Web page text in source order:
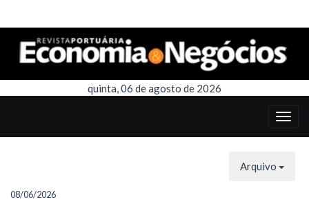
quinta, 06 de agosto de 2026
Arquivo
08/06/2026